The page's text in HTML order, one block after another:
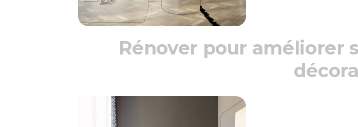
Rénover pour améliorer